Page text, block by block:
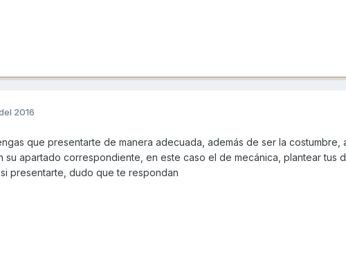
2016
que presentarte de manera adecuada, además de ser la costumbre,
su apartado correspondiente, en este caso el de mecánica, plantear tus
presentarte, dudo que te respondan